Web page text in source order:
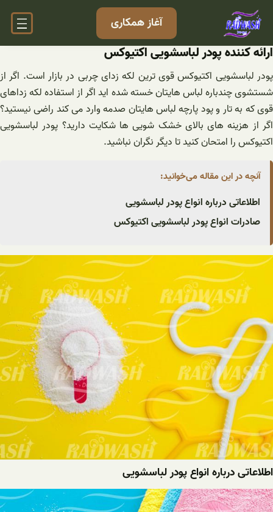
رفتن
آغاز همکاری
ارائه کننده پودر لباسشویی اکتیوکس
پودر لباسشویی اکتیوکس قوی ترین لکه زدای چربی در بازار است. اگر از
شستشوی چندباره لباس هایتان خسته شده اید اگر از استفاده لکه زداهای
قوی که به تار و پود پارچه لباس هایتان صدمه وارد می کند راضی نیستید؟
اگر از هزینه های بالای خشک شویی ها شکایت دارید؟ پودر لباسشویی
اکتیوکس را امتحان کنید تا دیگر نگران نباشید.
آنچه در این مقاله می‌خوانید:
اطلاعاتی درباره انواع پودر لباسشویی
صادرات انواع پودر لباسشویی اکتیوکس
اطلاعاتی درباره انواع پودر لباسشویی